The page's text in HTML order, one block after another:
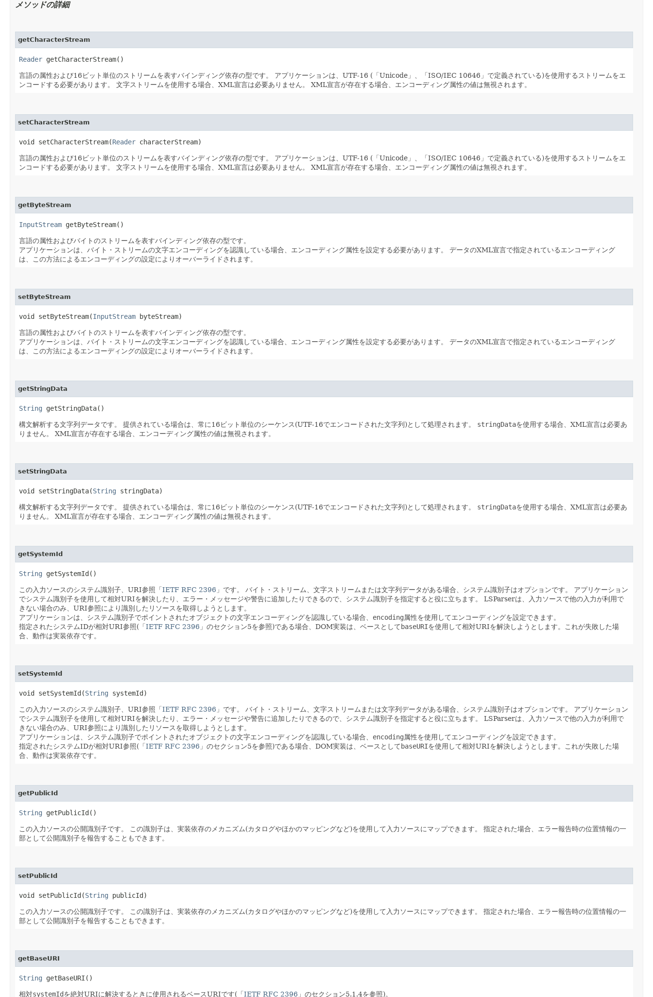
メソッドの詳細
getCharacterStream
Reader getCharacterStream()
言語の属性および16ビット単位のストリームを表すバインディング依存の型です。
アプリケーションは、UTF-16 (「Unicode」、「ISO/IEC 10646」で定義されている)を使用するストリームをエ
ンコードする必要があります。
文字ストリームを使用する場合、XML宣言は必要ありません。 XML宣言が存在する場合、エンコーディング属性の値は無視されます。
setCharacterStream
void setCharacterStream​(Reader characterStream)
言語の属性および16ビット単位のストリームを表すバインディング依存の型です。
アプリケーションは、UTF-16 (「Unicode」、「ISO/IEC 10646」で定義されている)を使用するストリームをエ
ンコードする必要があります。
文字ストリームを使用する場合、XML宣言は必要ありません。 XML宣言が存在する場合、エンコーディング属性の値は無視されます。
getByteStream
InputStream getByteStream()
言語の属性およびバイトのストリームを表すバインディング依存の型です。
アプリケーションは、バイト・ストリームの文字エンコーディングを認識している場合、エンコーディング属性を設定する必要があります。
データのXML宣言で指定されているエンコーディング
は、この方法によるエンコーディングの設定によりオーバーライドされます。
setByteStream
void setByteStream​(InputStream byteStream)
言語の属性およびバイトのストリームを表すバインディング依存の型です。
アプリケーションは、バイト・ストリームの文字エンコーディングを認識している場合、エンコーディング属性を設定する必要があります。
データのXML宣言で指定されているエンコーディング
は、この方法によるエンコーディングの設定によりオーバーライドされます。
getStringData
String getStringData()
構文解析する文字列データです。 提供されている場合は、常に16ビット単位のシーケンス(UTF-16でエンコードされた文字列)として処理されます。 stringDataを使用する場合、XML宣言は必要あ
りません。
XML宣言が存在する場合、エンコーディング属性の値は無視されます。
setStringData
void setStringData​(String stringData)
構文解析する文字列データです。 提供されている場合は、常に16ビット単位のシーケンス(UTF-16でエンコードされた文字列)として処理されます。 stringDataを使用する場合、XML宣言は必要あ
りません。
XML宣言が存在する場合、エンコーディング属性の値は無視されます。
getSystemId
String getSystemId()
この入力ソースのシステム識別子、URI参照「IETF RFC 2396 」です。 バイト・ストリーム、文字ストリームまたは文字列データがある場合、システム識別子はオプションです。
アプリケーション
でシステム識別子を使用して相対URIを解決したり、エラー・メッセージや警告に追加したりできるので、システム識別子を指定すると役に立ちます。
LSParserは、入力ソースで他の入力が利用で
きない場合のみ、URI参照により識別したリソースを取得しようとします。
アプリケーションは、システム識別子でポイントされたオブジェクトの文字エンコーディングを認識している場合、 encoding属性を使用してエンコーディングを設定できます。
指定されたシステムIDが相対URI参照(「IETF RFC 2396 」のセクション5を参照)である場合、DOM実装は、ベースとしてbaseURIを使用して相対URIを解決しようとします。これが失敗した場
合、動作は実装依存です。
setSystemId
void setSystemId​(String systemId)
この入力ソースのシステム識別子、URI参照「IETF RFC 2396 」です。 バイト・ストリーム、文字ストリームまたは文字列データがある場合、システム識別子はオプションです。
アプリケーション
でシステム識別子を使用して相対URIを解決したり、エラー・メッセージや警告に追加したりできるので、システム識別子を指定すると役に立ちます。
LSParserは、入力ソースで他の入力が利用で
きない場合のみ、URI参照により識別したリソースを取得しようとします。
アプリケーションは、システム識別子でポイントされたオブジェクトの文字エンコーディングを認識している場合、 encoding属性を使用してエンコーディングを設定できます。
指定されたシステムIDが相対URI参照(「IETF RFC 2396 」のセクション5を参照)である場合、DOM実装は、ベースとしてbaseURIを使用して相対URIを解決しようとします。これが失敗した場
合、動作は実装依存です。
getPublicId
String getPublicId()
この入力ソースの公開識別子です。 この識別子は、実装依存のメカニズム(カタログやほかのマッピングなど)を使用して入力ソースにマップできます。
指定された場合、エラー報告時の位置情報の一
部として公開識別子を報告することもできます。
setPublicId
void setPublicId​(String publicId)
この入力ソースの公開識別子です。 この識別子は、実装依存のメカニズム(カタログやほかのマッピングなど)を使用して入力ソースにマップできます。
指定された場合、エラー報告時の位置情報の一
部として公開識別子を報告することもできます。
getBaseURI
String getBaseURI()
相対systemIdを絶対URIに解決するときに使用されるベースURIです(「IETF RFC 2396 」のセクション5.1.4を参照)。